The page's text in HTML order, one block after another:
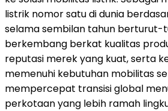
listrik nomor satu di dunia
selama sembilan tahun berturut-
berkembang berkat kualitas
reputasi merek yang kuat, serta
memenuhi kebutuhan mobilitas
mempercepat transisi global
perkotaan yang lebih ramah